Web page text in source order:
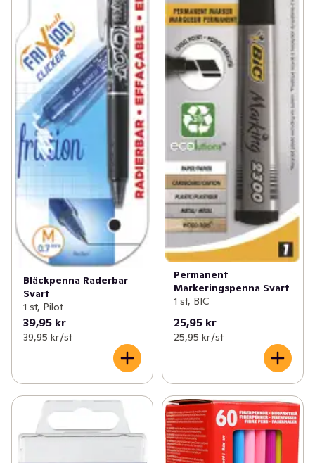
Bläckpenna Raderbar
Svart
1 st, Pilot
39,95 kr
39,95 kr /st
Permanent
Markeringspenna Svart
1 st, BIC
25,95 kr
25,95 kr /st